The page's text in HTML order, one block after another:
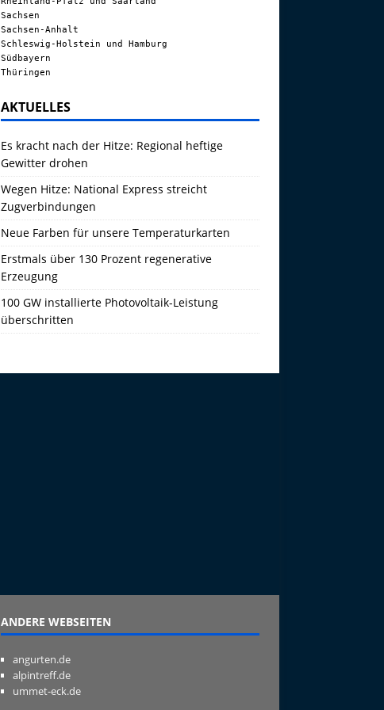
Sachsen
Sachsen-Anhalt
Schleswig-Holstein und Hamburg
Südbayern
Thüringen
AKTUELLES
Es kracht nach der Hitze: Regional heftige
Gewitter drohen
Wegen Hitze: National Express streicht
Zugverbindungen
Neue Farben für unsere Temperaturkarten
Erstmals über 130 Prozent regenerative
Erzeugung
100 GW installierte Photovoltaik-Leistung
überschritten
ANDERE WEBSEITEN
angurten.de
alpintreff.de
ummet-eck.de